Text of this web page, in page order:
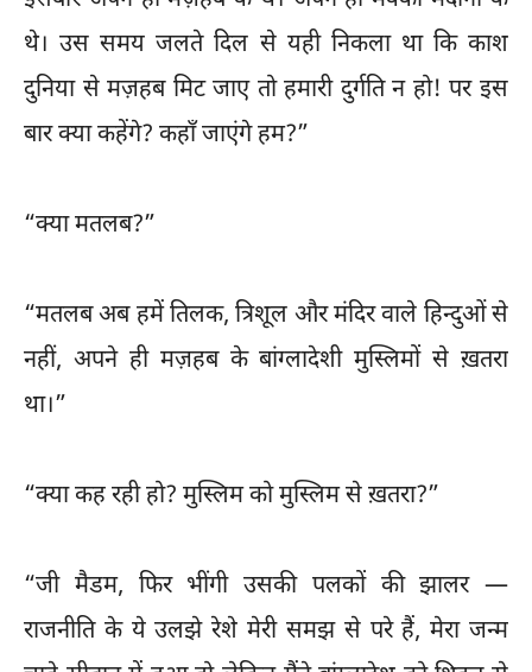
थे। उस समय जलते दिल से यही निकला था कि काश
दुनिया से मज़हब मिट जाए तो हमारी दुर्गति न हो! पर इस
बार क्या कहेंगे? कहाँ जाएंगे हम?”
“क्या मतलब?”
“मतलब अब हमें तिलक, त्रिशूल और मंदिर वाले हिन्दुओं से
नहीं, अपने ही मज़हब के बांग्लादेशी मुस्लिमों से ख़तरा
था।”
“क्या कह रही हो? मुस्लिम को मुस्लिम से ख़तरा?”
“जी मैडम, फिर भींगी उसकी पलकों की झालर —
राजनीति के ये उलझे रेशे मेरी समझ से परे हैं, मेरा जन्म